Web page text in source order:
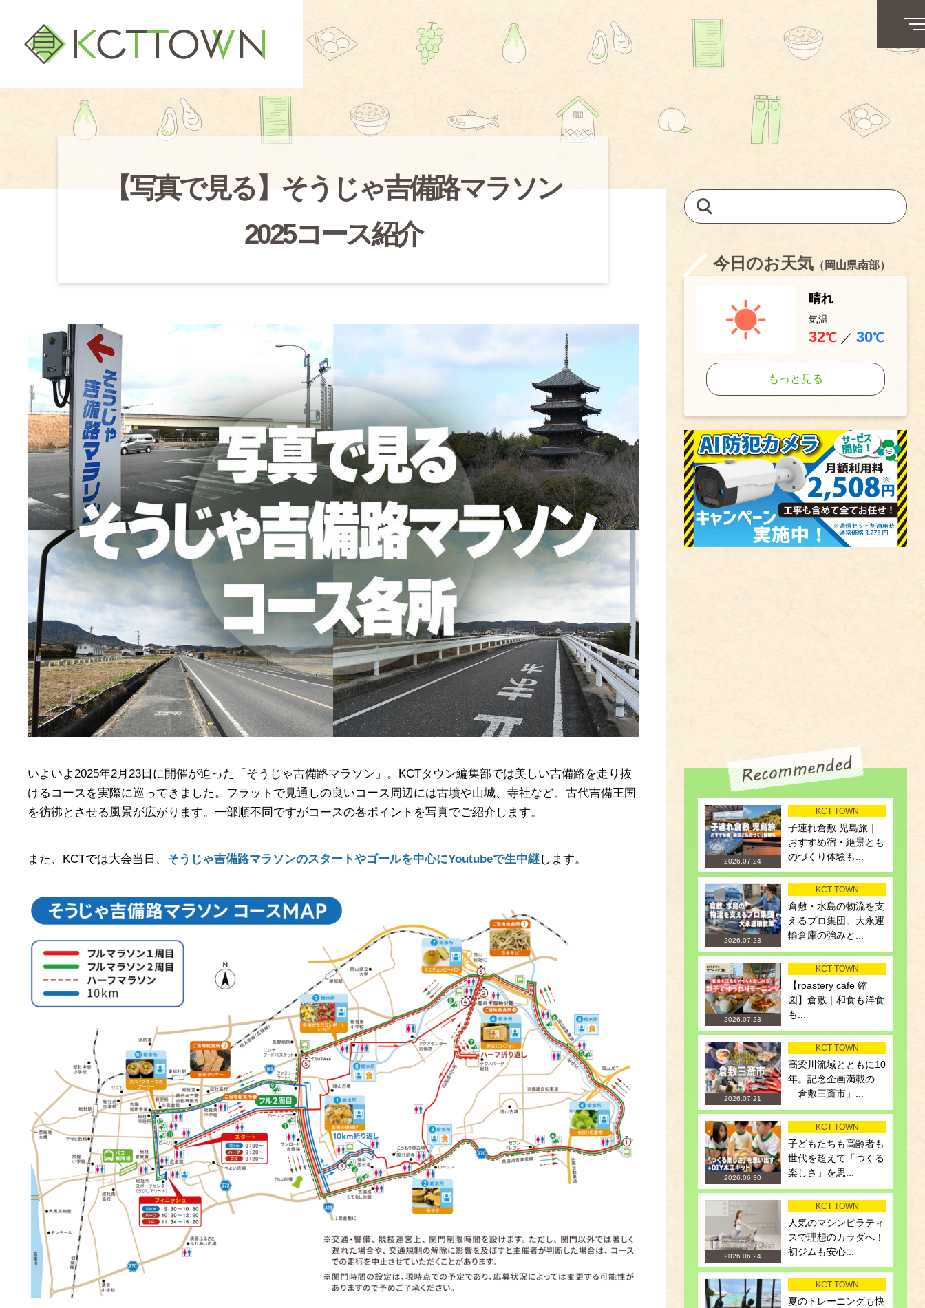
【写真で見る】そうじゃ吉備路マラソン
2025コース紹介
いよいよ2025年2月23日に開催が迫った「そうじゃ吉備路マラソン」。KCTタウン編集部では美しい吉備路を走り抜
けるコースを実際に巡ってきました。フラットで見通しの良いコース周辺には古墳や山城、寺社など、古代吉備王国
を彷彿とさせる風景が広がります。一部順不同ですがコースの各ポイントを写真でご紹介します。
また、KCTでは大会当日、 そうじゃ吉備路マラソンのスタートやゴールを中心にYoutubeで生中継します。
今日のお天気 （岡山県南部）
晴れ
気温
32℃／ 30℃
もっと見る
2026.07.24
KCT TOWN
子連れ倉敷 児島旅｜
おすすめ宿・絶景とも
のづくり体験も...
2026.07.23
KCT TOWN
倉敷・水島の物流を支
えるプロ集団。大永運
輸倉庫の強みと...
2026.07.23
KCT TOWN
【roastery cafe 縮
図】倉敷｜和食も洋食
も...
2026.07.21
KCT TOWN
高梁川流域とともに10
年。記念企画満載の
「倉敷三斎市」...
2026.06.30
KCT TOWN
子どもたちも高齢者も
世代を超えて「つくる
楽しさ」を思...
2026.06.24
KCT TOWN
人気のマシンピラティ
スで理想のカラダへ！
初ジムも安心...
KCT TOWN
夏のトレーニングも快